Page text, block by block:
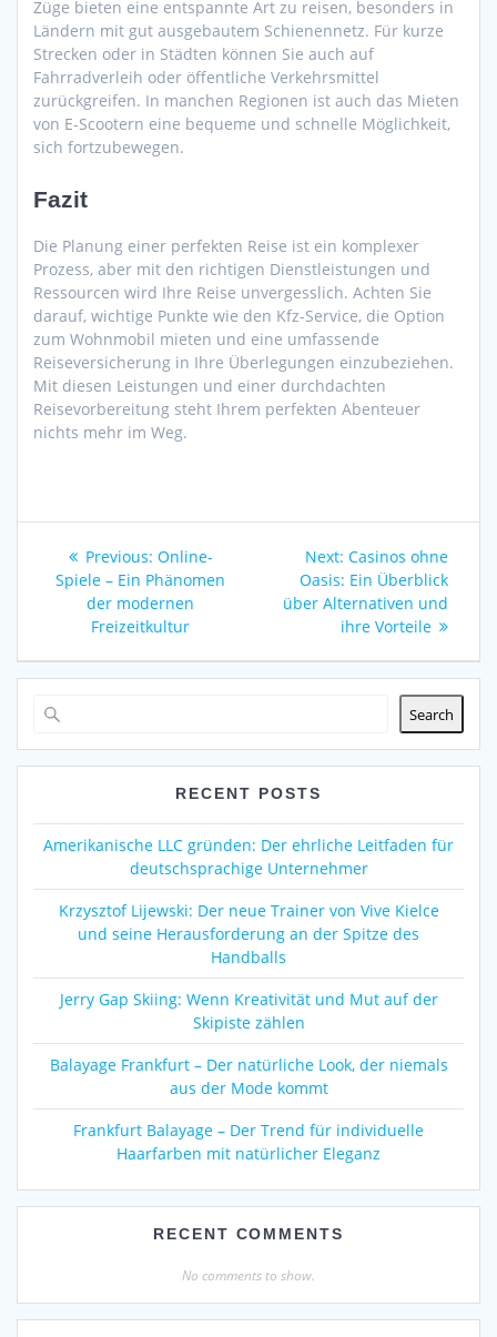
Züge bieten eine entspannte Art zu reisen, besonders in
Ländern mit gut ausgebautem Schienennetz. Für kurze
Strecken oder in Städten können Sie auch auf
Fahrradverleih oder öffentliche Verkehrsmittel
zurückgreifen. In manchen Regionen ist auch das Mieten
von E-Scootern eine bequeme und schnelle Möglichkeit,
sich fortzubewegen.
Fazit
Die Planung einer perfekten Reise ist ein komplexer
Prozess, aber mit den richtigen Dienstleistungen und
Ressourcen wird Ihre Reise unvergesslich. Achten Sie
darauf, wichtige Punkte wie den Kfz-Service, die Option
zum Wohnmobil mieten und eine umfassende
Reiseversicherung in Ihre Überlegungen einzubeziehen.
Mit diesen Leistungen und einer durchdachten
Reisevorbereitung steht Ihrem perfekten Abenteuer
nichts mehr im Weg.
Post
navigation
Previous: Previous
post:
Online-
Spiele – Ein Phänomen
der modernen
Freizeitkultur
Next: Next
post:
Casinos ohne
Oasis: Ein Überblick
über Alternativen und
ihre Vorteile
Search
RECENT POSTS
Amerikanische LLC gründen: Der ehrliche Leitfaden für
deutschsprachige Unternehmer
Krzysztof Lijewski: Der neue Trainer von Vive Kielce
und seine Herausforderung an der Spitze des
Handballs
Jerry Gap Skiing: Wenn Kreativität und Mut auf der
Skipiste zählen
Balayage Frankfurt – Der natürliche Look, der niemals
aus der Mode kommt
Frankfurt Balayage – Der Trend für individuelle
Haarfarben mit natürlicher Eleganz
RECENT COMMENTS
No comments to show.